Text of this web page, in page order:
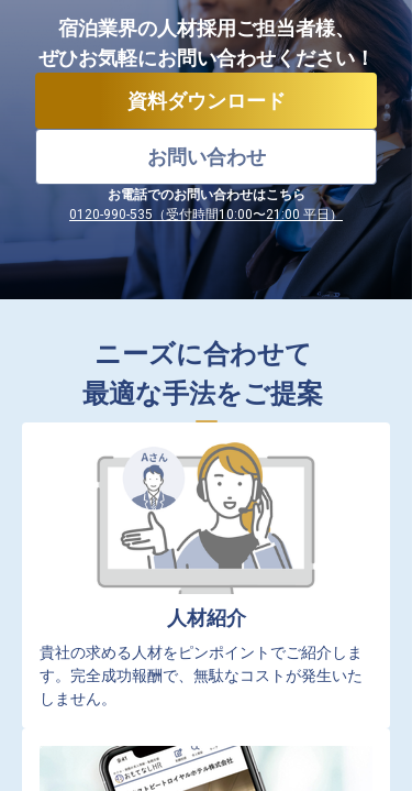
宿泊業界の人材採用ご担当者様、
ぜひお気軽にお問い合わせください！
お問い合わせ
資料ダウンロード
お電話でのお問い合わせはこちら
0120-990-535（受付時間10:00〜21:00 平日）
ニーズに合わせて
最適な手法をご提案
人材紹介
貴社の求める人材をピンポイントでご紹介しま
す。完全成功報酬で、無駄なコストが発生いた
しません。